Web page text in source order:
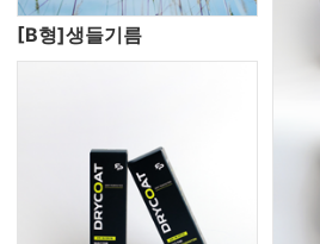
[B형]생들기름